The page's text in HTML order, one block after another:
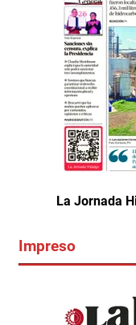
La Jornada
Impreso